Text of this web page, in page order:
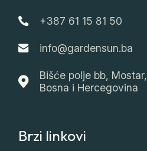
+387 61 15 81 50
info@gardensun.ba
Bišće polje bb, Mostar,
Bosna i Hercegovina
Brzi linkovi